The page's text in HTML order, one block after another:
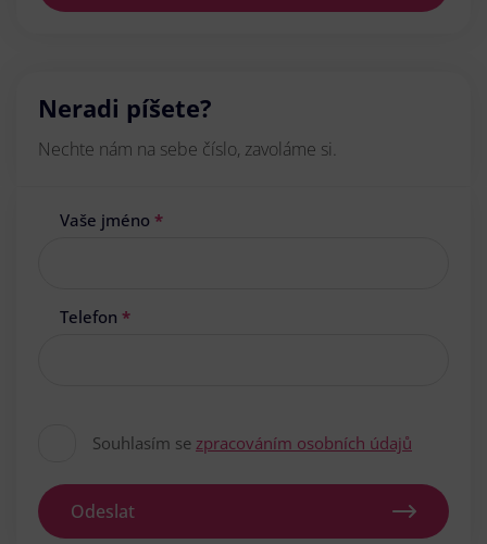
Neradi píšete?
Nechte nám na sebe číslo, zavoláme si.
Vaše jméno *
Telefon *
Souhlasím se zpracováním osobních údajů
Odeslat